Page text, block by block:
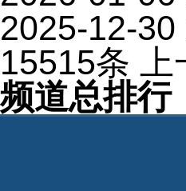
2025-12-
15515条
频道总排行